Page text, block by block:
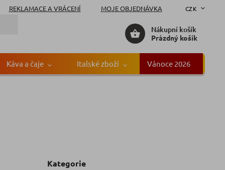
REKLAMACE A VRÁCENÍ MOJE OBJEDNÁVKA CZK
Nákupní košík
Prázdný košík
Káva a čaje Italské zboží Vánoce 2026
Kategorie